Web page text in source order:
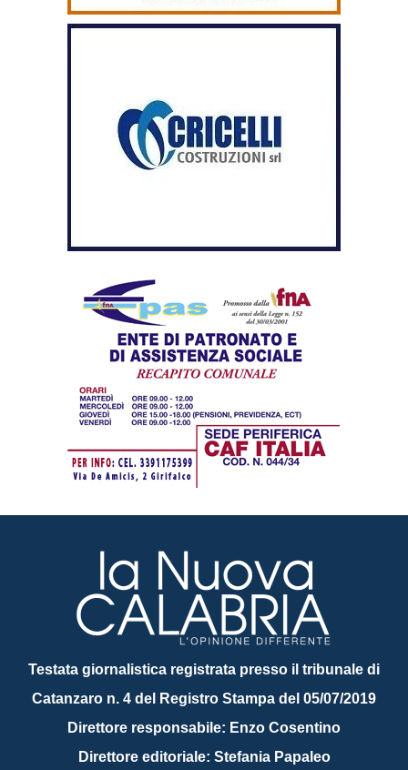
Testata giornalistica registrata presso il tribunale di
Catanzaro n. 4 del Registro Stampa del 05/07/2019
Direttore responsabile: Enzo Cosentino
Direttore editoriale: Stefania Papaleo